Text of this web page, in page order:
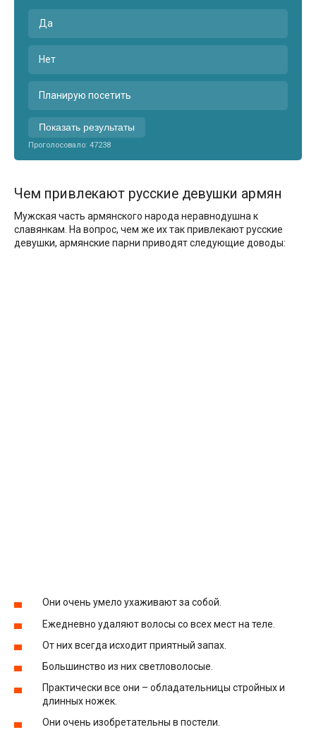
Да
Нет
Планирую посетить
Показать результаты
Проголосовало: 47238
Чем привлекают русские девушки армян
Мужская часть армянского народа неравнодушна к
славянкам. На вопрос, чем же их так привлекают русские
девушки, армянские парни приводят следующие доводы:
Они очень умело ухаживают за собой.
Ежедневно удаляют волосы со всех мест на теле.
От них всегда исходит приятный запах.
Большинство из них светловолосые.
Практически все они – обладательницы стройных и
длинных ножек.
Они очень изобретательны в постели.